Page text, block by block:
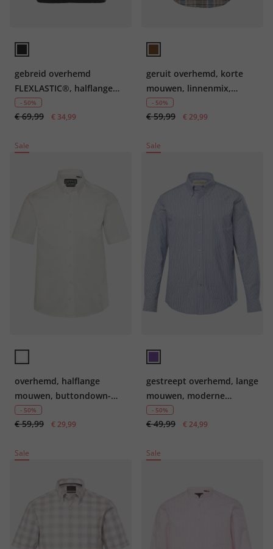
gebreid overhemd
FLEXLASTIC®, halflange
mouwen, polokraag, tot
7XL
- 50%
€ 69,99 € 34,99
geruit overhemd, korte
mouwen, linnenmix,
buttondown kraag,
Modern Fit, tot 8XL
- 50%
€ 59,99 € 29,99
Sale
overhemd, halflange
mouwen, buttondown-
kraag, boxy fit, tot 8XL
- 50%
€ 59,99 € 29,99
Sale
gestreept overhemd, lange
mouwen, moderne
pasvorm
- 50%
€ 49,99 € 24,99
Sale Sale